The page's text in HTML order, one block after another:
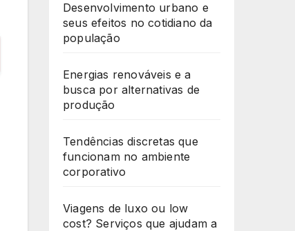
Desenvolvimento urbano e
seus efeitos no cotidiano da
população
Energias renováveis e a
busca por alternativas de
produção
Tendências discretas que
funcionam no ambiente
corporativo
Viagens de luxo ou low
cost? Serviços que ajudam a